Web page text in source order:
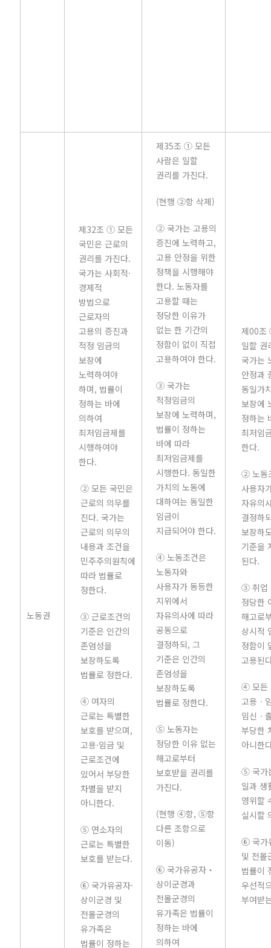
노동권
제32조 ① 모든
국민은 근로의
권리를 가진다.
국가는 사회적·
경제적
방법으로
근로자의
고용의 증진과
적정 임금의
보장에
노력하여야
하며, 법률이
정하는 바에
의하여
최저임금제를
시행하여야
한다.
② 모든 국민은
근로의 의무를
진다. 국가는
근로의 의무의
내용과 조건을
민주주의원칙에
따라 법률로
정한다.
③ 근로조건의
기준은 인간의
존엄성을
보장하도록
법률로 정한다.
④ 여자의
근로는 특별한
보호를 받으며,
고용·임금 및
근로조건에
있어서 부당한
차별을 받지
아니한다.
⑤ 연소자의
근로는 특별한
보호를 받는다.
⑥ 국가유공자·
상이군경 및
전몰군경의
유가족은
법률이 정하는
제35조 ① 모든
사람은 일할
권리를 가진다.
(현행 ②항 삭제)
② 국가는 고용의
증진에 노력하고,
고용 안정을 위한
정책을 시행해야
한다. 노동자를
고용할 때는
정당한 이유가
없는 한 기간의
정함이 없이 직접
고용하여야 한다.
③ 국가는
적정임금의
보장에 노력하며,
법률이 정하는
바에 따라
최저임금제를
시행한다. 동일한
가치의 노동에
대하여는 동일한
임금이
지급되어야 한다.
④ 노동조건은
노동자와
사용자가 동등한
지위에서
자유의사에 따라
공동으로
결정하되, 그
기준은 인간의
존엄성을
보장하도록
법률로 정한다.
⑤ 노동자는
정당한 이유 없는
해고로부터
보호받을 권리를
가진다.
(현행 ④항, ⑤항
다른 조항으로
이동)
⑥ 국가유공자‧
상이군경과
전몰군경의
유가족은 법률이
정하는 바에
의하여
제00조
일할 권
국가는
안정과
동일가
보장에
정하는
최저임
한다.
② 노동
사용자
자유의
결정하
보장하
기준을
된다.
③ 취업
정당한
해고로
상시적
정함이
고용된
④ 모든
고용ㆍ
임신ㆍ
부당한
아니한
⑤ 국가
일과 생
영위할
실시할
⑥ 국가
및 전몰
법률이
우선적
부여받